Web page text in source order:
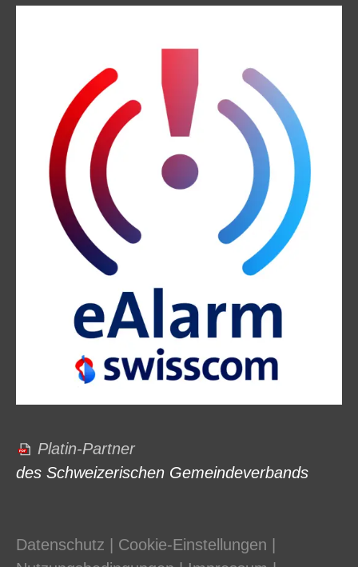
Platin-Partner
des Schweizerischen Gemeindeverbands
Datenschutz Cookie-Einstellungen